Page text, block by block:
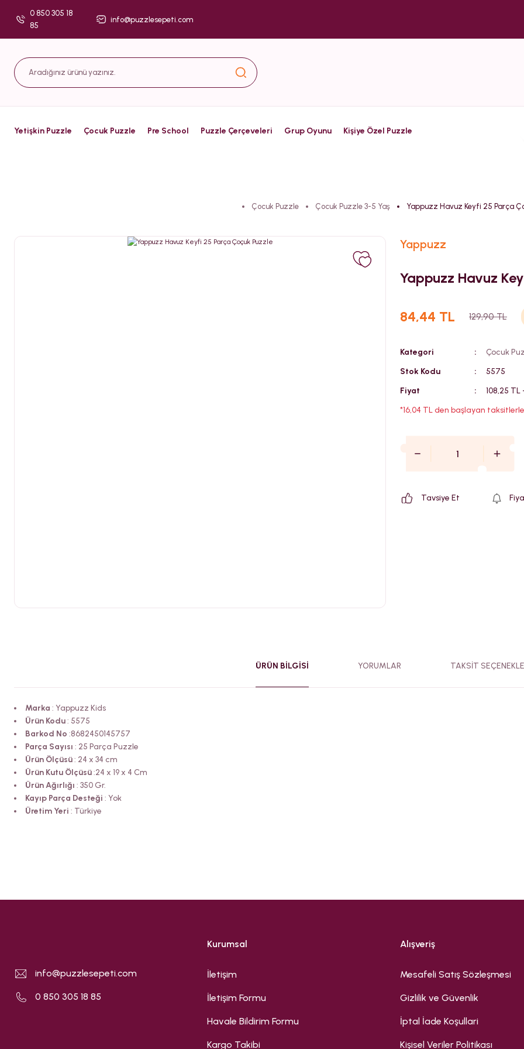
0 850 305 18
85
info@puzzlesepeti.com
Yetişkin Puzzle Çocuk Puzzle Pre School Puzzle Çerçeveleri Grup Oyunu Kişiye Özel Puzzle
Çocuk Puzzle Çocuk Puzzle 3-5 Yaş Yappuzz Havuz Keyfi 25 Parça
Yappuzz
Yappuzz Havuz
84,44 TL 129,90 TL
Kategori
Çocuk
Stok Kodu
5575
Fiyat
108,25 TL
*16,04 TL den başlayan
Tavsiye Et
ÜRÜN BILGISI YORUMLAR TAKSIT
Marka : Yappuzz Kids
Ürün Kodu: 5575
Barkod No :8682450145757
Parça Sayısı : 25 Parça Puzzle
Ürün Ölçüsü: 24 x 34 cm
Ürün Kutu Ölçüsü:24 x 19 x 4 Cm
Ürün Ağırlığı : 350 Gr.
Kayıp Parça Desteği : Yok
Üretim Yeri : Türkiye
info@puzzlesepeti.com
0 850 305 18 85
Kurumsal
İletişim
İletişim Formu
Havale Bildirim Formu
Kargo Takibi
Alışveriş
Mesafeli Satış Sözleşmesi
Gizlilik ve Güvenlik
İptal İade Koşullari
Kişisel Veriler Politikası